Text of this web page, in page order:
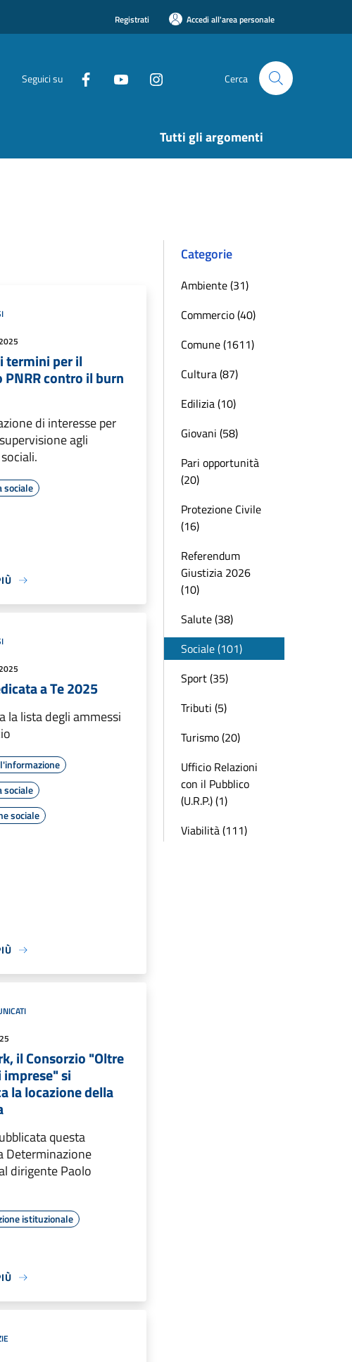
Registrati Accedi all'area personale
Seguici su Cerca
Tutti gli argomenti
termini per il
contro il burn
di interesse per
agli
sociale
a Te 2025
la lista degli ammessi
sociale
sociale
il Consorzio "Oltre
imprese" si
la locazione della
questa
Determinazione
dirigente Paolo
istituzionale
Categorie
Ambiente (31)
Commercio (40)
Comune (1611)
Cultura (87)
Edilizia (10)
Giovani (58)
Pari opportunità
(20)
Protezione Civile
(16)
Referendum
Giustizia 2026
(10)
Salute (38)
Sociale (101)
Sport (35)
Tributi (5)
Turismo (20)
Ufficio Relazioni
con il Pubblico
(U.R.P.) (1)
Viabilità (111)